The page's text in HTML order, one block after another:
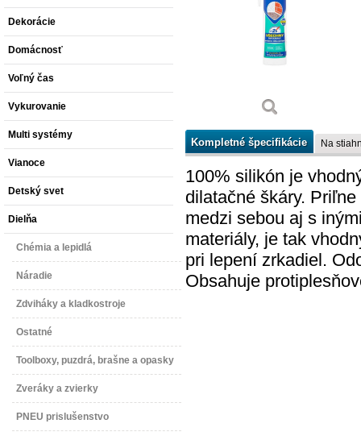
Dekorácie
Domácnosť
Voľný čas
Vykurovanie
Multi systémy
Vianoce
Detský svet
Dielňa
Chémia a lepidlá
Náradie
Zdviháky a kladkostroje
Ostatné
Toolboxy, puzdrá, brašne a opasky
Zveráky a zvierky
PNEU prislušenstvo
Kompletné špecifikácie Na
100% silikón je
dilatačné škáry.
medzi sebou aj s
materiály, je tak
pri lepení zrkadiel.
Obsahuje